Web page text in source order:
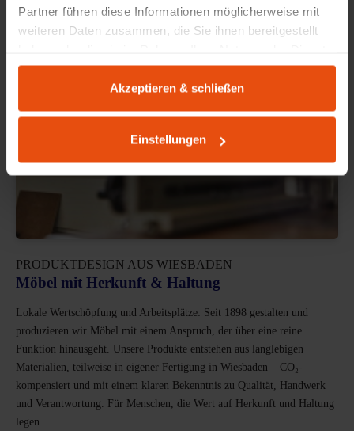
Partner führen diese Informationen möglicherweise mit
weiteren Daten zusammen, die Sie ihnen bereitgestellt
gesammelt haben.
Akzeptieren & schließen
Einstellungen
PRODUKTDESIGN AUS WIESBADEN
Möbel mit Herkunft & Haltung
Lokale Wertschöpfung und Arbeitsplätze: Seit 1898 gestalten und
produzieren wir Möbel mit einem Anspruch, der über eine reine
Funktion hinausgeht. Unsere Produkte entstehen aus langlebigen
Materialien, teilweise in eigener Fertigung in Wiesbaden – CO₂-
kompensiert und mit einem klaren Bekenntnis zu Qualität, Handwerk
und Verantwortung. Für Menschen, die Wert auf Herkunft und Haltung
legen.